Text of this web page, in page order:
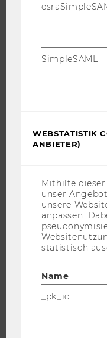
UNIVERSITÄT
ORGANISATION
WIRTSCHAFT UND
CAMPUS
EVENTS ARCHIV
WU FOUNDATION
SimpleSAML
WEBSTATISTIK
ANBIETER)
Mithilfe
unser
unsere
anpassen.
statistisch
Name
_pk_id